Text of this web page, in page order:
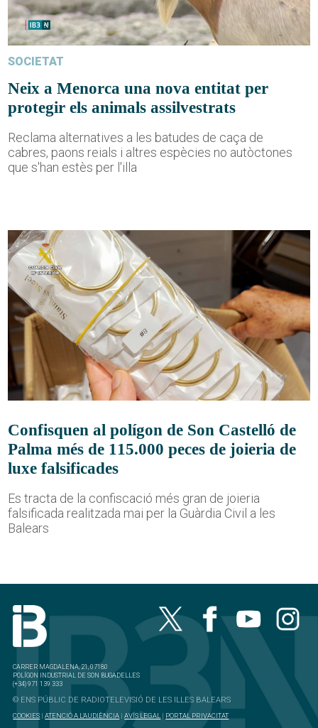
SOCIETAT
Neix a Menorca una nova entitat per
protegir els animals assilvestrats
Reclama alternatives a les batudes de caça de
cabres, paons reials i altres espècies no autòctones
que s'han estès per l'illa
Confisquen al polígon de Son Castelló de
Palma més de 115.000 peces de joieria de
luxe falsificades
Es tracta de la confiscació més gran de joieria
falsificada realitzada mai per la Guàrdia Civil a les
Balears
CARRER MAGDALENA, 21, 07180
POLÍGON INDUSTRIAL DE SON BUGADELLES
(+34) 971 139 333
© ENS PÚBLIC DE RADIOTELEVISIÓ DE LES ILLES BALEARS
COOKIES |ATENCIÓ A L'AUDIÈNCIA |AVÍS LEGAL | PORTAL PRIVACITAT